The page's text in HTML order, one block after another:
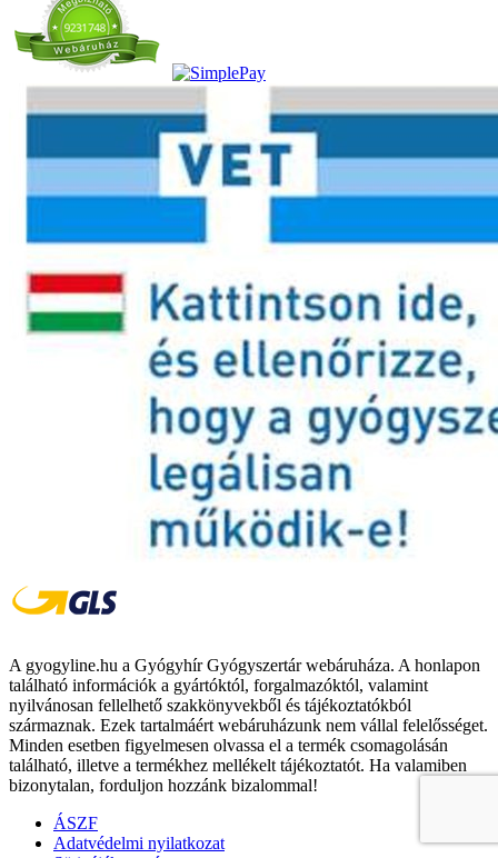
A gyogyline.hu a Gyógyhír Gyógyszertár webáruháza. A honlapon
található információk a gyártóktól, forgalmazóktól, valamint
nyilvánosan fellelhető szakkönyvekből és tájékoztatókból
származnak. Ezek tartalmáért webáruházunk nem vállal felelősséget.
Minden esetben figyelmesen olvassa el a termék csomagolásán
található, illetve a termékhez mellékelt tájékoztatót. Ha valamiben
bizonytalan, forduljon hozzánk bizalommal!
ÁSZF
Adatvédelmi nyilatkozat